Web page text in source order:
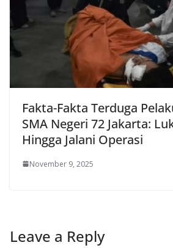
Fakta-Fakta Terduga
SMA Negeri 72 Jakarta:
Hingga Jalani Operasi
November 9, 2025
Leave a Reply